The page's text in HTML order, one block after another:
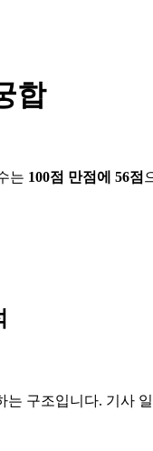
합
는 100점 만점에 56점
는 구조입니다. 기사